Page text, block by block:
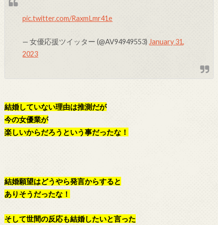
pic.twitter.com/RaxmLmr41e
— 女優応援ツイッター (@AV94949553) January 31,
2023
結婚していない理由は推測だが
今の女優業が
楽しいからだろうという事だったな！
結婚願望はどうやら発言からすると
ありそうだったな！
そして世間の反応も結婚したいと言った